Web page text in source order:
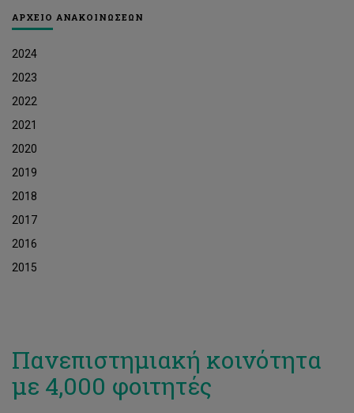
ΑΡΧΕΙΟ ΑΝΑΚΟΙΝΩΣΕΩΝ
2024
2023
2022
2021
2020
2019
2018
2017
2016
2015
Πανεπιστημιακή κοινότητα
με 4,000 φοιτητές